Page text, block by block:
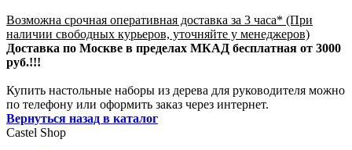
Возможна срочная оперативная доставка за 3 часа* (При
наличии свободных курьеров, уточняйте у менеджеров)
Доставка по Москве в пределах МКАД бесплатная от 3000
руб.!!!
Купить настольные наборы из дерева для руководителя можно
по телефону или оформить заказ через интернет.
Вернуться назад в каталог
Castel Shop